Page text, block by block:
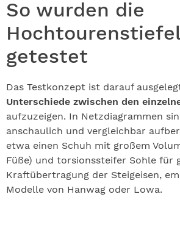
So wurden die
Hochtourenstiefel
getestet
Das Testkonzept ist darauf
Unterschiede zwischen den
aufzuzeigen. In Netzdiagrammen
anschaulich und vergleichbar
etwa einen Schuh mit großem
Füße) und torsionssteifer Sohle für
Kraftübertragung der Steigeisen,
Modelle von Hanwag oder Lowa.